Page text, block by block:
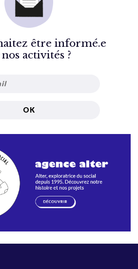
être informé.e
activités ?